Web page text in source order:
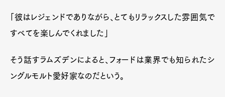
Contact
Pen Meet
「彼はレジェンドでありながら、とてもリラックスした雰囲気で
すべてを楽しんでくれました」
そう話すラムズデンによると、フォードは業界でも知られたシ
ングルモルト愛好家なのだという。